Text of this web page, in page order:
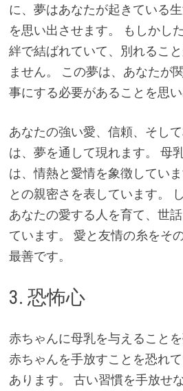
に、夢はあなたが起きている
を思い出させます。 もしかし
絆で結ばれていて、別れるこ
ません。 この夢は、あなたが
事にする必要があることを思い
あなたの強い愛、信頼、そし
は、夢を通して現れます。 母
は、情熱と愛情を象徴してい
との親密さを表しています。
あなたの愛する人を育て、世
ています。 愛と友情の糸をそ
最善です。
3. 恐怖心
赤ちゃんに母乳を与えること
赤ちゃんを手放すことを恐れ
あります。 古い習慣を手放せ